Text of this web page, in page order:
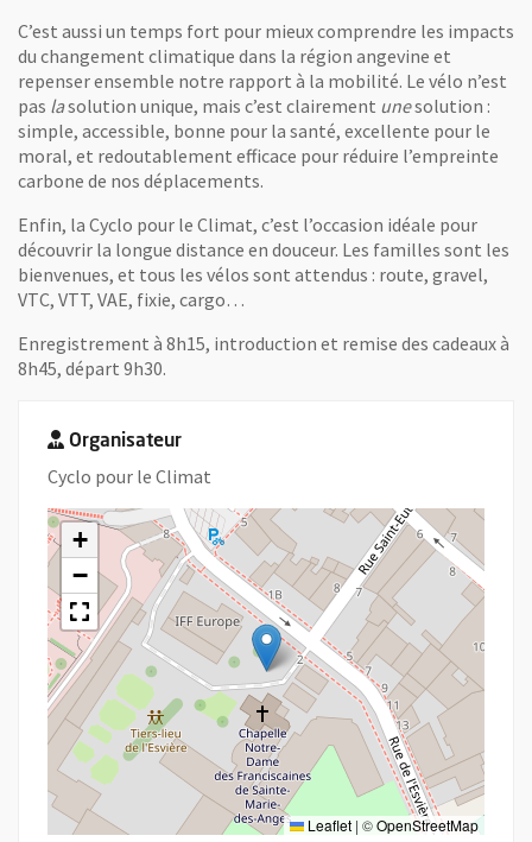
C’est aussi un temps fort pour mieux comprendre les impacts
du changement climatique dans la région angevine et
repenser ensemble notre rapport à la mobilité. Le vélo n’est
pas lasolution unique, mais c’est clairement unesolution :
simple, accessible, bonne pour la santé, excellente pour le
moral, et redoutablement efficace pour réduire l’empreinte
carbone de nos déplacements.
Enfin, la Cyclo pour le Climat, c’est l’occasion idéale pour
découvrir la longue distance en douceur. Les familles sont les
bienvenues, et tous les vélos sont attendus : route, gravel,
VTC, VTT, VAE, fixie, cargo…
Enregistrement à 8h15, introduction et remise des cadeaux à
8h45, départ 9h30.
Organisateur
Cyclo pour le Climat
+
−
Leaflet | ©OpenStreetMap